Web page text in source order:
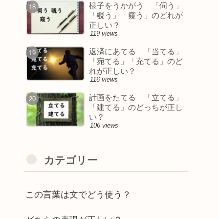
様子をうかがう 「伺う」
「覗う」「窺う」のどれが
正しい？
119 views
返済にあてる 「当てる」
「宛てる」「充てる」のど
れが正しい？
116 views
計画をたてる 「立てる」
「建てる」のどっちが正し
い？
106 views
カテゴリー
この言葉は文でどう使う？